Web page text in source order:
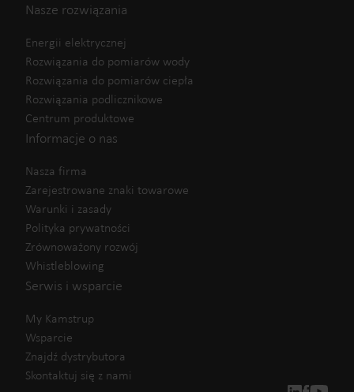
Nasze rozwiązania
Energii elektrycznej
Rozwiązania do pomiarów wody
Rozwiązania do pomiarów ciepła
Rozwiązania podlicznikowe
Centrum produktowe
Informacje o nas
Nasza firma
Zarejestrowane znaki towarowe
Warunki i zasady
Polityka prywatności
Zrównoważony rozwój
Whistleblowing
Serwis i wsparcie
My Kamstrup
Wsparcie
Znajdź dystrybutora
Skontaktuj się z nami